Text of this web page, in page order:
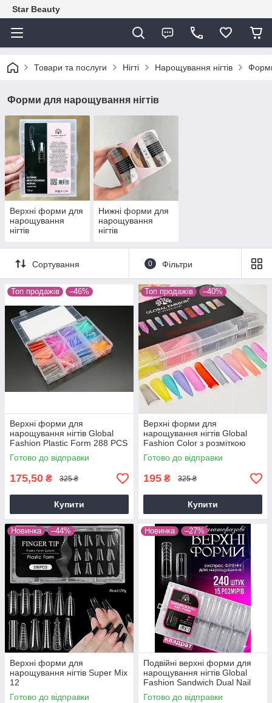
Star Beauty
Товари та послуги Нігті Нарощування нігтів
Форми для нарощування нігтів
Верхні форми для
нарощування
нігтів
Нижні форми для
нарощування
нігтів
Сортування 0 Фільтри
Топ продажів –46%
Верхні форми для
нарощування нігтів Global
Fashion Plastic Form 288 PCS
(MIX форм)
Готово до відправки
175,50 ₴ 325 ₴
Купити
Топ продажів –40%
Верхні форми для
нарощування нігтів Global
Fashion Color з розміткою
(MIX форм)
Готово до відправки
195 ₴ 325 ₴
Купити
Новинка –44%
Верхні форми для
нарощування нігтів Super Mix
12
Готово до відправки
Новинка –27%
Подвійні верхні форми для
нарощування нігтів Global
Fashion Sandwich Dual Nail
Form (Квадрат 2) Super Pink
Готово до відправки